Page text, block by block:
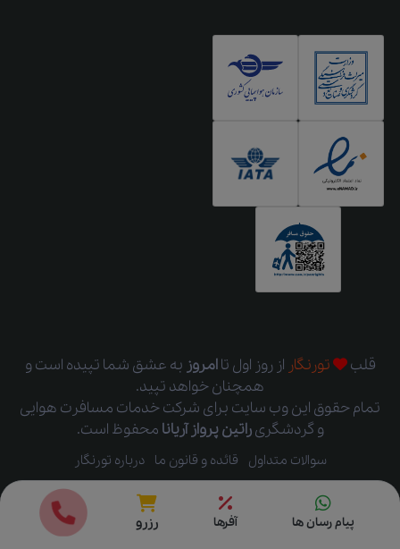
قلب تورنگار از روز اول تاامروز به عشق شما تپیده است و
همچنان خواهد تپید.
تمام حقوق این وب سایت برای شرکت خدمات مسافرت هوایی
و گردشگریراتین پرواز آریانا محفوظ است.
سوالات متداول قائده و قانون ما درباره تورنگار
قیمت ها رزرو
پیام رسان ها آفرها رزرو